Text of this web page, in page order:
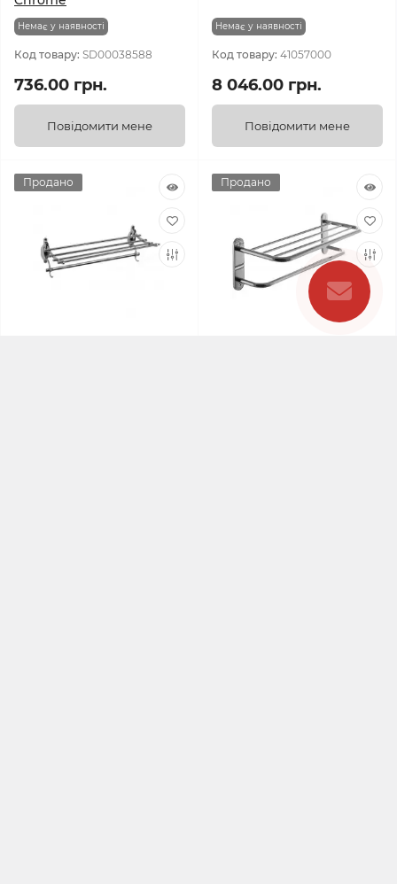
Немає у наявності
Код товару: SD00038588
736.00 грн.
Повідомити мене
Немає у наявності
Код товару: 41057000
8 046.00 грн.
Повідомити мене
Продано Продано